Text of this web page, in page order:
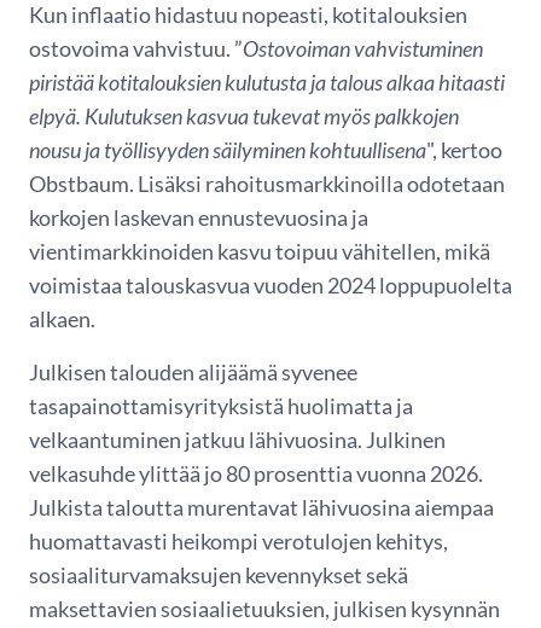
Kun inflaatio hidastuu nopeasti, kotitalouksien
ostovoima vahvistuu. ”Ostovoiman vahvistuminen
piristää kotitalouksien kulutusta ja talous alkaa hitaasti
elpyä. Kulutuksen kasvua tukevat myös palkkojen
nousu ja työllisyyden säilyminen kohtuullisena", kertoo
Obstbaum. Lisäksi rahoitusmarkkinoilla odotetaan
korkojen laskevan ennustevuosina ja
vientimarkkinoiden kasvu toipuu vähitellen, mikä
voimistaa talouskasvua vuoden 2024 loppupuolelta
alkaen.
Julkisen talouden alijäämä syvenee
tasapainottamisyrityksistä huolimatta ja
velkaantuminen jatkuu lähivuosina. Julkinen
velkasuhde ylittää jo 80 prosenttia vuonna 2026.
Julkista taloutta murentavat lähivuosina aiempaa
huomattavasti heikompi verotulojen kehitys,
sosiaaliturvamaksujen kevennykset sekä
maksettavien sosiaalietuuksien, julkisen kysynnän